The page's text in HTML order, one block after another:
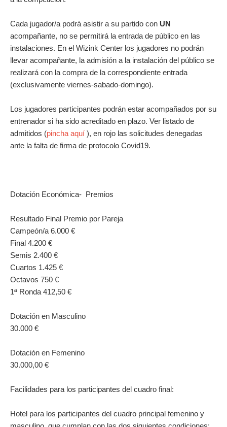
Cada jugador/a podrá asistir a su partido con UN
acompañante, no se permitirá la entrada de público en las
instalaciones. En el Wizink Center los jugadores no podrán
llevar acompañante, la admisión a la instalación del público se
realizará con la compra de la correspondiente entrada
(exclusivamente viernes-sabado-domingo).
Los jugadores participantes podrán estar acompañados por su
entrenador si ha sido acreditado en plazo. Ver listado de
admitidos (pincha aquí ), en rojo las solicitudes denegadas
ante la falta de firma de protocolo Covid19.
Dotación Económica- Premios
Resultado Final Premio por Pareja
Campeón/a 6.000 €
Final 4.200 €
Semis 2.400 €
Cuartos 1.425 €
Octavos 750 €
1ª Ronda 412,50 €
Dotación en Masculino
30.000 €
Dotación en Femenino
30.000,00 €
Facilidades para los participantes del cuadro final:
Hotel para los participantes del cuadro principal femenino y